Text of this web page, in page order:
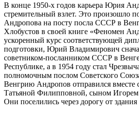
В конце 1950-х годов карьера Юрия
стремительный взлет. Это произошло
Андропова на посту посла СССР в
Хлобустов в своей книге «Феномен
ускоренный курс соответствующей
подготовки, Юрий Владимирович
советником-посланником СССР в
Республике, а в 1954 году стал
полномочным послом Советского
Венгрию Андропов отправился вместе
Татьяной Филипповной, сыном
Они поселились через дорогу от здания